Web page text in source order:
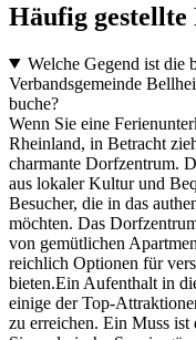
Häufig gestellte
Welche Gegend ist die
Verbandsgemeinde
buche?
Wenn Sie eine
Rheinland, in Betracht
charmante Dorfzentrum.
aus lokaler Kultur und
Besucher, die in das
möchten. Das
von gemütlichen
reichlich Optionen für
bieten.Ein Aufenthalt in
einige der Top-
zu erreichen. Ein Muss ist